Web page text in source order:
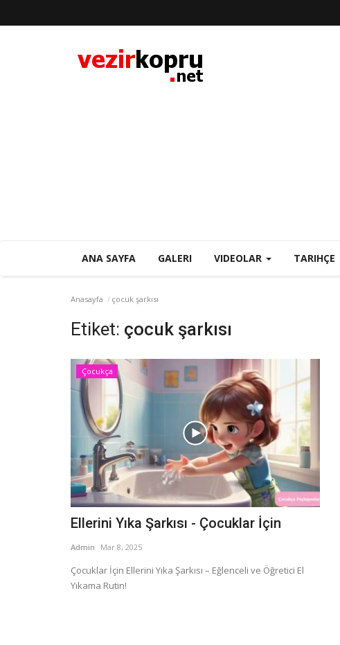
ANA SAYFA GALERI VIDEOLAR TARIHÇE
Anasayfa çocuk şarkısı
Etiket: çocuk şarkısı
Çocukça
Ellerini Yıka Şarkısı - Çocuklar İçin
Admin Mar 8, 2025
Çocuklar İçin Ellerini Yıka Şarkısı – Eğlenceli ve Öğretici El
Yıkama Rutin!